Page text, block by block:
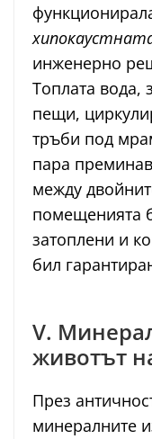
инженерно
Топлата вода,
пещи,
тръби под
пара
между
помещенията
затоплени и
бил
V.
животът
През
минералните